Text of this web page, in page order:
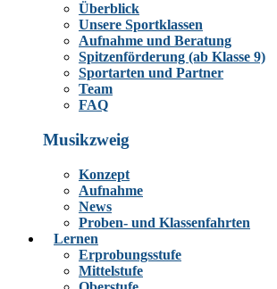
Überblick
Unsere Sportklassen
Aufnahme und Beratung
Spitzenförderung (ab Klasse 9)
Sportarten und Partner
Team
FAQ
Musikzweig
Konzept
Aufnahme
News
Proben- und Klassenfahrten
Lernen
Erprobungsstufe
Mittelstufe